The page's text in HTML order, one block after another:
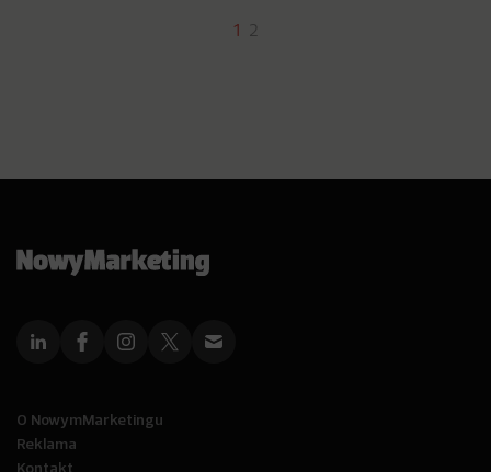
1 2
O NowymMarketingu
Reklama
Kontakt